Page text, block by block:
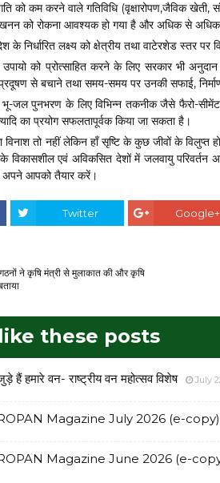
को कम करने वाले गतिविधि (वृक्षारोपण,जैविक खेती,
को रोकना आवश्यक हो गया है और अधिक से अधिक
के निर्धारित लक्ष्य को क्षेत्रीय तथा वाटेरशेड स्तर
को प्रोत्साहित करने के लिए सरकार भी
से बचाने तथा समय-समय पर उनकी सफाई,
जल पुनभरण के लिए विभिन्न तकनीक जैसे फैरो-
का प्रयोग सफलतापूर्वक किया जा सकता है।
विनाश तो नहीं लेकिन हाँ सृष्टि के कुछ जीवों के विलुप्त
के विकासशील एवं अविकसित देशों में जलवायु
अपने आपको तैयार करें।
Twitter Google+
ने कृषि मंत्री से मुलाकात की और कृषि
these posts
हमारे वन- राष्ट्रीय वन महोत्सव विशेष July
Magazine July 2026 (e-copy)
Magazine June 2026 (e-